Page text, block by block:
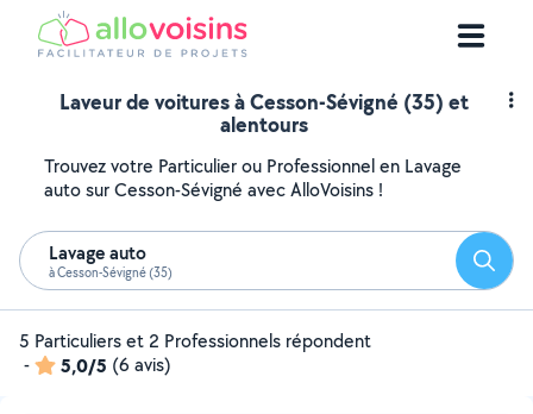
Laveur de voitures à Cesson-Sévigné (35) et
alentours
Trouvez votre Particulier ou Professionnel en Lavage
auto sur Cesson-Sévigné avec AlloVoisins !
Lavage auto
à Cesson-Sévigné (35)
5 Particuliers et 2 Professionnels répondent
-
5,0/5 (6 avis)